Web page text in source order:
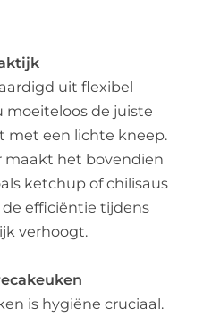
uit flexibel
moeiteloos de juiste
met een lichte kneep.
maakt het bovendien
ketchup of chilisaus
efficiëntie tijdens
verhoogt.
is hygiëne cruciaal.